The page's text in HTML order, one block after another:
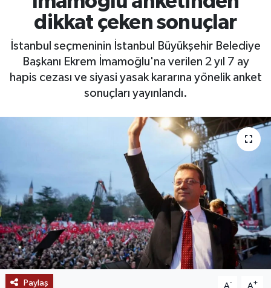
dikkat çeken sonuçlar
İstanbul seçmeninin İstanbul Büyükşehir Belediye
Başkanı Ekrem İmamoğlu'na verilen 2 yıl 7 ay
hapis cezası ve siyasi yasak kararına yönelik anket
sonuçları yayınlandı.
Paylaş A- A+
SİYASET
EKONOMİ
EĞİTİM
BÖLGE
KEŞFET
POPÜLER
Süper Lig Puan Durumu ve Fikstür
Tüm Manşetler
Son Dakika Haberleri